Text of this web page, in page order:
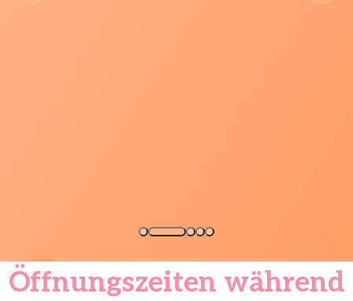
Öffnungszeiten während